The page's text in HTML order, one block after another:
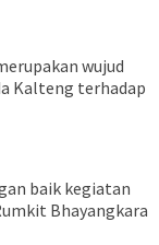
wujud
Kalteng terhadap
baik kegiatan
Bhayangkara